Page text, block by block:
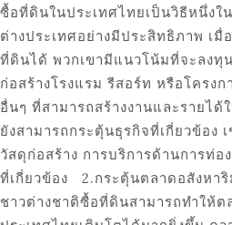
ซื้อที่ดินในประเทศไทยเป็นวิธีหนึ่งใ
ต่างประเทศอย่างมีประสิทธิภาพ เมื่
ที่ดินได้ พวกเขามีแนวโน้มที่จะลงทุ
ก่อสร้างโรงแรม รีสอร์ท หรือโครง
อื่นๆ ที่สามารถสร้างงานและรายไ
ยังสามารถกระตุ้นธุรกิจที่เกี่ยวข้อง
วัสดุก่อสร้าง การบริการด้านการท่อ
ที่เกี่ยวข้อง 2.กระตุ้นตลาดอสังหา
ชาวต่างชาติซื้อที่ดินสามารถทำให้ต